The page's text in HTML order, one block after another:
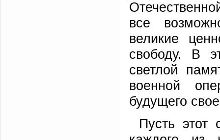
все
великие
свободу. В
светлой
военной
будущего
Пусть этот